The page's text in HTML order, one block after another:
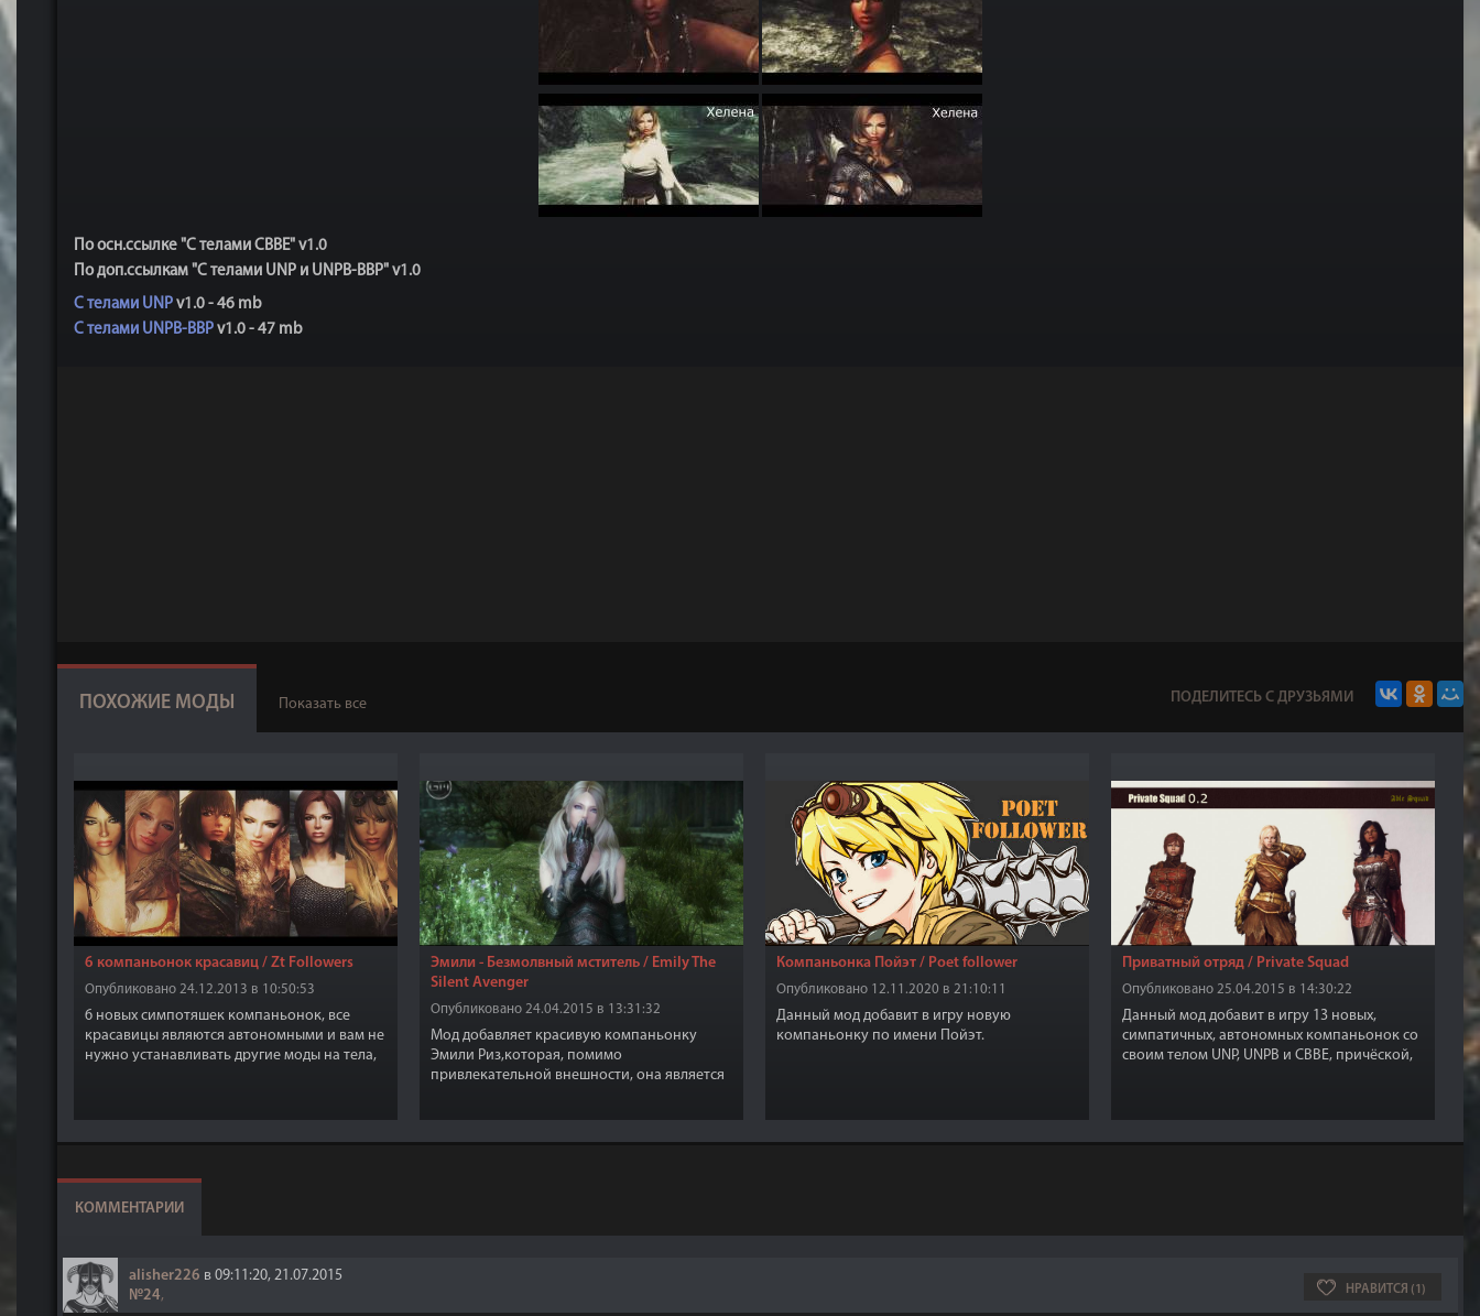
По осн.ссылке "С телами CBBE" v1.0
По доп.ссылкам "С телами UNP и UNPB-BBP" v1.0
С телами UNP v1.0 - 46 mb
С телами UNPB-BBP v1.0 - 47 mb
ПОХОЖИЕ МОДЫ Показать все ПОДЕЛИТЕСЬ С ДРУЗЬЯМИ
6 компаньонок красавиц / Zt Followers
Опубликовано 24.12.2013 в 10:50:53
6 новых симпотяшек компаньонок, все
красавицы являются автономными и вам не
нужно устанавливать другие моды на тела,
Эмили - Безмолвный мститель / Emily The
Silent Avenger
Опубликовано 24.04.2015 в 13:31:32
Мод добавляет красивую компаньонку
Эмили Риз,которая, помимо
привлекательной внешности, она является
Компаньонка Пойэт / Poet follower
Опубликовано 12.11.2020 в 21:10:11
Данный мод добавит в игру новую
компаньонку по имени Пойэт.
Приватный отряд / Private Squad
Опубликовано 25.04.2015 в 14:30:22
Данный мод добавит в игру 13 новых,
симпатичных, автономных компаньонок со
своим телом UNP, UNPB и CBBE, причёской,
КОММЕНТАРИИ
alisher226 в 09:11:20, 21.07.2015
№24, НРАВИТСЯ (1)